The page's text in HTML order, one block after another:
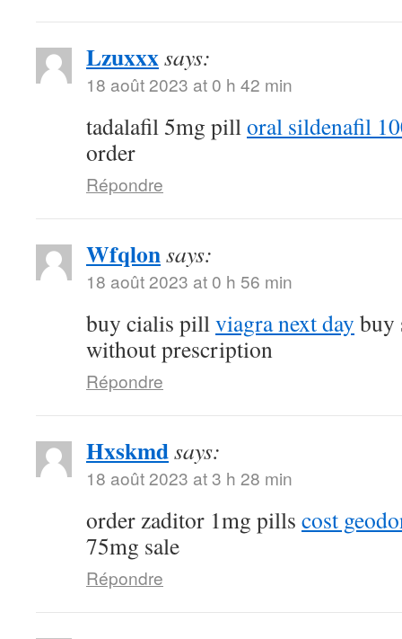
Lzuxxxsays:
18 août 2023 at 0 h 42 min
tadalafil 5mg pilloral sildenafil
order
Répondre
Wfqlonsays:
18 août 2023 at 0 h 56 min
buy cialis pillviagra next day buy
without prescription
Répondre
Hxskmdsays:
18 août 2023 at 3 h 28 min
order zaditor 1mg pills cost
75mg sale
Répondre